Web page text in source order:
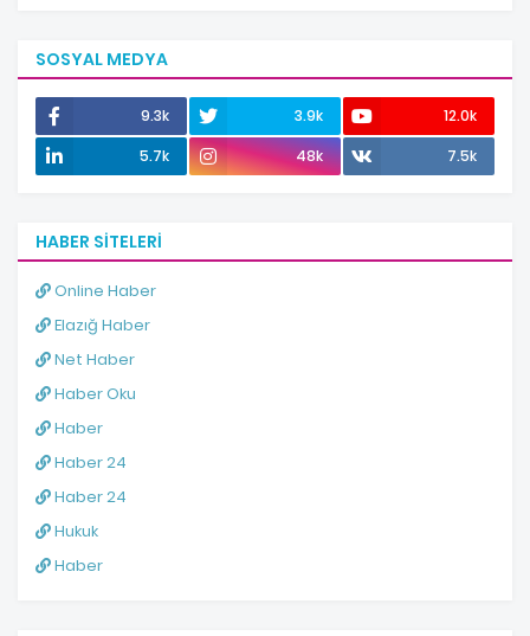
SOSYAL MEDYA
9.3k 3.9k
12.0k
5.7k
48k 7.5k
HABER SITELERI
Online Haber
Elazığ Haber
Net Haber
Haber Oku
Haber
Haber 24
Haber 24
Hukuk
Haber